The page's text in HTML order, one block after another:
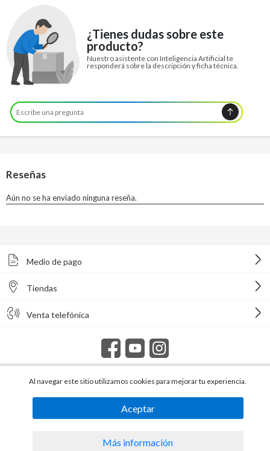
¿Tienes dudas sobre este
producto?
Nuestro asistente con Inteligencia Artificial te
responderá sobre la descripción y ficha técnica.
Medio de pago
Tiendas
Venta telefónica
Todos los derechos reservados Homecenter Sodimac S.A. | R.U.T.
216996650015.
Al navegar este sitio utilizamos cookies para mejorar tu experiencia.
Aceptar
Más información